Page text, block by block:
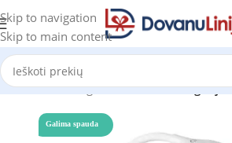
Skip to navigation
Skip to main content
Pradžia Katalogas Prekes be kategorijos
Galima spauda